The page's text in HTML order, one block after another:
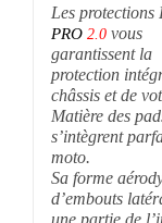
Les protections
PRO 2.0 vous
garantissent la
protection
châssis et de
Matière des
s’intègrent
moto.
Sa forme
d’embouts
une partie de